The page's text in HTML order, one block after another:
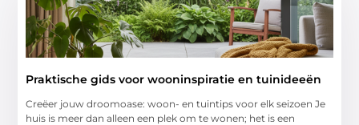
Praktische gids voor wooninspiratie en tuinideeën
Creëer jouw droomoase: woon- en tuintips voor elk seizoen Je
huis is meer dan alleen een plek om te wonen; het is een